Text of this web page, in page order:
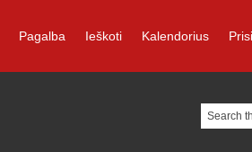
Pagalba Ieškoti Kalendorius